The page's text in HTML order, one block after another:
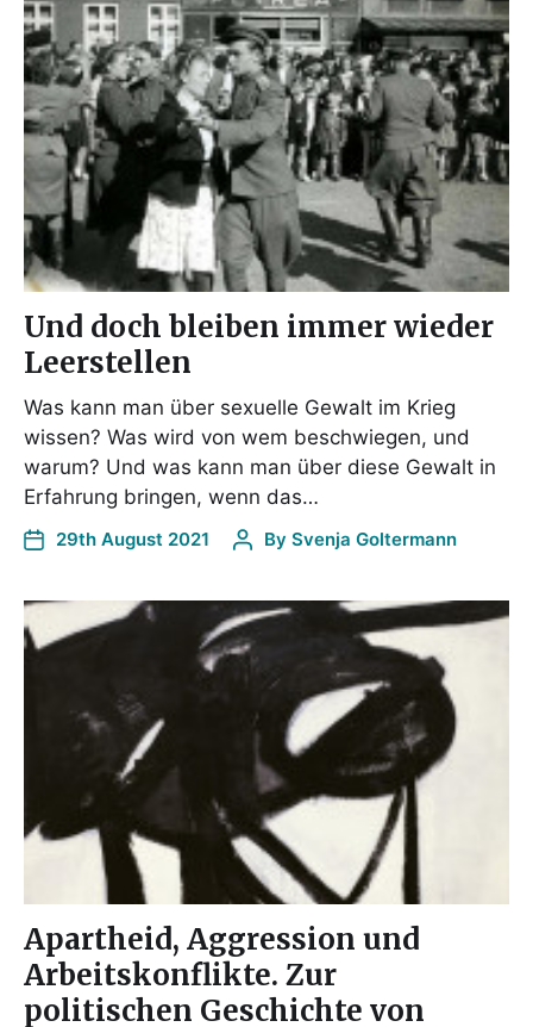
Und doch bleiben immer wieder
Leerstellen
Was kann man über sexuelle Gewalt im Krieg
wissen? Was wird von wem beschwiegen, und
warum? Und was kann man über diese Gewalt in
Erfahrung bringen, wenn das…
29th August 2021 By Svenja Goltermann
Apartheid, Aggression und
Arbeitskonflikte. Zur
politischen Geschichte von